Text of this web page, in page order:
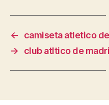
←
camiseta atletico
→
club atltico de